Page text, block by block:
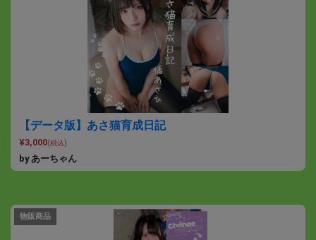
【データ版】あさ猫育成日記
¥3,000(税込)
by あーちゃん
物販商品